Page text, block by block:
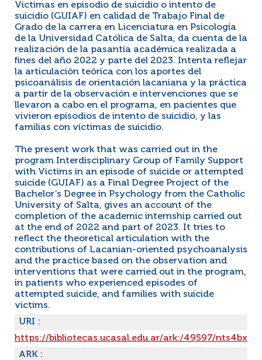
Victimas en episodio de suicidio o intento de
suicidio (GUIAF) en calidad de Trabajo Final de
Grado de la carrera en Licenciatura en Psicología
de la Universidad Católica de Salta, da cuenta de la
realización de la pasantía académica realizada a
fines del año 2022 y parte del 2023. Intenta reflejar
la articulación teórica con los aportes del
psicoanálisis de orientación lacaniana y la práctica
a partir de la observación e intervenciones que se
llevaron a cabo en el programa, en pacientes que
vivieron episodios de intento de suicidio, y las
familias con víctimas de suicidio.
The present work that was carried out in the
program Interdisciplinary Group of Family Support
with Victims in an episode of suicide or attempted
suicide (GUIAF) as a Final Degree Project of the
Bachelor’s Degree in Psychology from the Catholic
University of Salta, gives an account of the
completion of the academic internship carried out
at the end of 2022 and part of 2023. It tries to
reflect the theoretical articulation with the
contributions of Lacanian-oriented psychoanalysis
and the practice based on the observation and
interventions that were carried out in the program,
in patients who experienced episodes of
attempted suicide, and families with suicide
victims.
URI :
https://bibliotecas.ucasal.edu.ar/ark:/49597/
ARK :